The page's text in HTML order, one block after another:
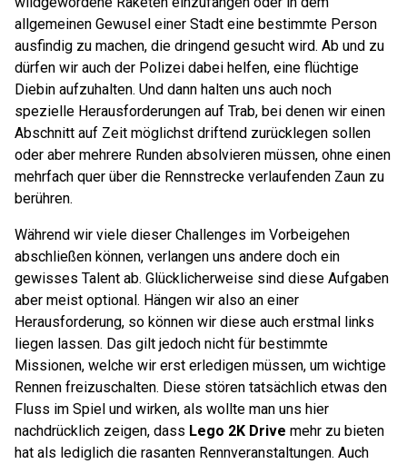
allgemeinen Gewusel einer Stadt eine bestimmte Person
ausfindig zu machen, die dringend gesucht wird. Ab und zu
dürfen wir auch der Polizei dabei helfen, eine flüchtige
Diebin aufzuhalten. Und dann halten uns auch noch
spezielle Herausforderungen auf Trab, bei denen wir einen
Abschnitt auf Zeit möglichst driftend zurücklegen sollen
oder aber mehrere Runden absolvieren müssen, ohne einen
mehrfach quer über die Rennstrecke verlaufenden Zaun zu
berühren.
Während wir viele dieser Challenges im Vorbeigehen
abschließen können, verlangen uns andere doch ein
gewisses Talent ab. Glücklicherweise sind diese Aufgaben
aber meist optional. Hängen wir also an einer
Herausforderung, so können wir diese auch erstmal links
liegen lassen. Das gilt jedoch nicht für bestimmte
Missionen, welche wir erst erledigen müssen, um wichtige
Rennen freizuschalten. Diese stören tatsächlich etwas den
Fluss im Spiel und wirken, als wollte man uns hier
nachdrücklich zeigen, dass Lego 2K Drive mehr zu bieten
hat als lediglich die rasanten Rennveranstaltungen. Auch